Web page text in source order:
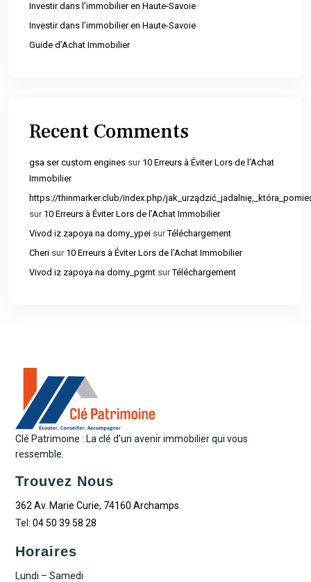
Investir dans l’immobilier en Haute-Savoie
Investir dans l’immobilier en Haute-Savoie
Guide d’Achat Immobilier
Recent Comments
gsa ser custom engines sur 10 Erreurs à Éviter Lors de l’Achat
Immobilier
https://thinmarker.club/index.php/
sur 10 Erreurs à Éviter Lors de l’Achat Immobilier
Vivod iz zapoya na domy_ypei surTéléchargement
Cheri sur 10 Erreurs à Éviter Lors de l’Achat Immobilier
Vivod iz zapoya na domy_pgmt surTéléchargement
Clé Patrimoine : La clé d’un avenir immobilier qui vous
ressemble.
Trouvez Nous
362 Av. Marie Curie, 74160 Archamps
Tel:04 50 39 58 28
Horaires
Lundi – Samedi